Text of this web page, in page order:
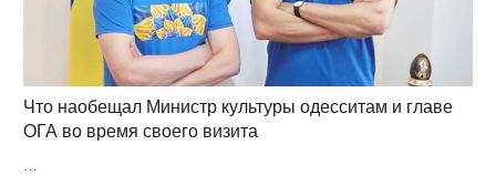
Что наобещал Министр культуры одесситам и главе
ОГА во время своего визита